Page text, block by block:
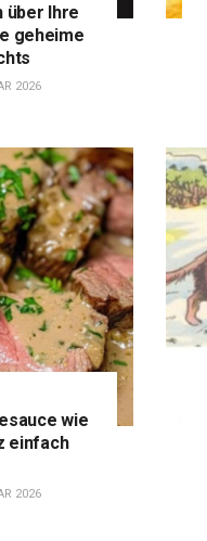
über Ihre
geheime
2026
wie
einfach
2026